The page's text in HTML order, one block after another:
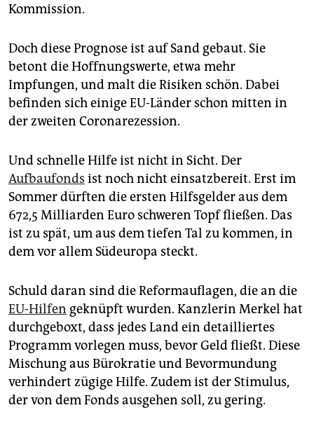
Kommission.
Doch diese Prognose ist auf Sand gebaut. Sie
betont die Hoffnungswerte, etwa mehr
Impfungen, und malt die Risiken schön. Dabei
befinden sich einige EU-Länder schon mitten in
der zweiten Coronarezession.
Und schnelle Hilfe ist nicht in Sicht. Der
Aufbaufonds ist noch nicht einsatzbereit. Erst im
Sommer dürften die ersten Hilfsgelder aus dem
672,5 Milliarden Euro schweren Topf fließen. Das
ist zu spät, um aus dem tiefen Tal zu kommen, in
dem vor allem Südeuropa steckt.
Schuld daran sind die Reformauflagen, die an die
EU-Hilfen geknüpft wurden. Kanzlerin Merkel hat
durchgeboxt, dass jedes Land ein detailliertes
Programm vorlegen muss, bevor Geld fließt. Diese
Mischung aus Bürokratie und Bevormundung
verhindert zügige Hilfe. Zudem ist der Stimulus,
der von dem Fonds ausgehen soll, zu gering.